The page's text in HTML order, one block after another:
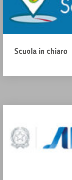
Scuola in chiaro